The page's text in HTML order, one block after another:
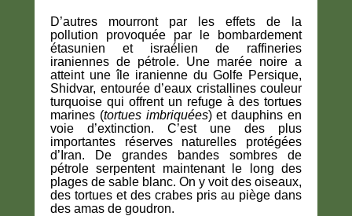
D’autres mourront par les effets de la
pollution provoquée par le bombardement
étasunien et israélien de raffineries
iraniennes de pétrole. Une marée noire a
atteint une île iranienne du Golfe Persique,
Shidvar, entourée d’eaux cristallines couleur
turquoise qui offrent un refuge à des tortues
marines (tortues imbriquées) et dauphins en
voie d’extinction. C’est une des plus
importantes réserves naturelles protégées
d’Iran. De grandes bandes sombres de
pétrole serpentent maintenant le long des
plages de sable blanc. On y voit des oiseaux,
des tortues et des crabes pris au piège dans
des amas de goudron.